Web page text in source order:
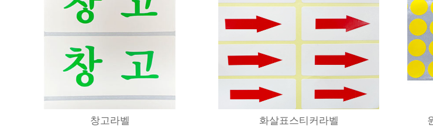
창고라벨 화살표스티커라벨